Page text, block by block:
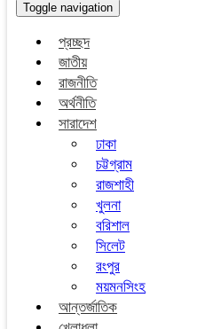
Toggle navigation
প্রচ্ছদ
জাতীয়
রাজনীতি
অর্থনীতি
সারাদেশ
ঢাকা
চট্টগ্রাম
রাজশাহী
খুলনা
বরিশাল
সিলেট
রংপুর
ময়মনসিংহ
আন্তর্জাতিক